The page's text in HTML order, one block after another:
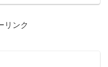
リンク